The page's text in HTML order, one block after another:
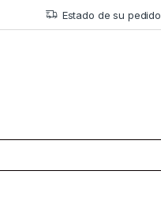
Estado de su pedido